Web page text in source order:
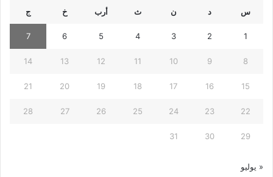
س د ن ث أرب خ ج
1
2
3
4
5
6
7
8
9
10
11
12
13
14
15
16
17
18
19
20
21
22
23
24
25
26
27
28
29
30
31
« يوليو